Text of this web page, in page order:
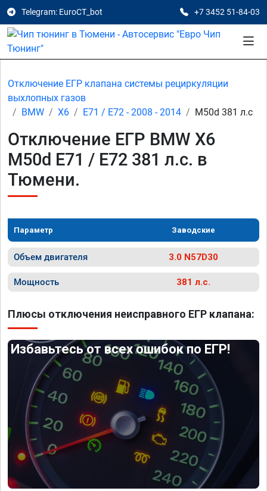
Telegram: EuroCT_bot +7 3452 51-84-03
Отключение ЕГР клапана системы рециркуляции
выхлопных газов
BMW
X6 E71 / E72 - 2008 - 2014 M50d 381 л.с
Отключение ЕГР BMW X6
M50d E71 / E72 381 л.с. в
Тюмени.
Параметр Заводские
Объем двигателя 3.0 N57D30
Мощность 381 л.с.
Плюсы отключения неисправного ЕГР клапана:
Избавьтесь от всех ошибок по ЕГР!